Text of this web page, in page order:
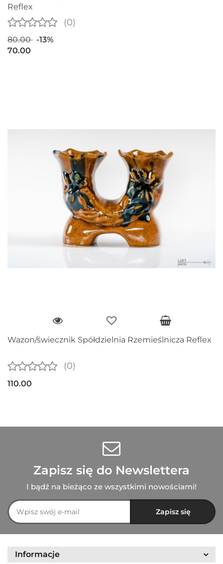
Reflex
(0)
80.00
-13%
70.00
Wazon/świecznik Spółdzielnia Rzemieślnicza Reflex
(0)
110.00
Zapisz się do Newslettera
I bądź na bieżąco ze wszystkimi nowościami!
Informacje